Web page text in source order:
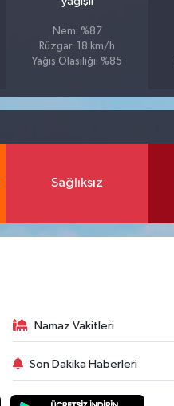
Nem: %87
Rüzgar: 18 km/h
Yağış Olasılığı: %85
Sağlıksız
Namaz Vakitleri
Son Dakika Haberleri